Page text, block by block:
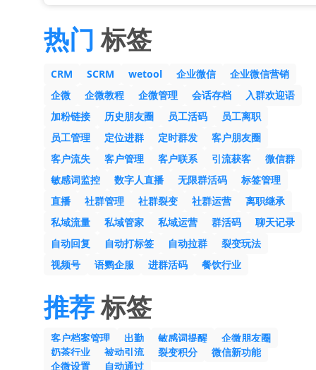
热门 标签
CRM SCRM wetool 企业微信
企业微信营销
企微
企微教程 企微管理 会话存档
入群欢迎语
加粉链接
历史朋友圈 员工活码
员工离职
员工管理
定位进群 定时群发
客户朋友圈
客户流失
客户管理 客户联系 引流获客
微信群
敏感词监控
数字人直播 无限群活码
标签管理
直播
社群管理 社群裂变 社群运营
离职继承
私域流量
私域管家 私域运营 群活码
聊天记录
自动回复
自动打标签 自动拉群
裂变玩法
视频号
语鹦企服 进群活码 餐饮行业
推荐标签
客户档案管理 出勤 敏感词提醒
企微朋友圈
奶茶行业
被动引流 裂变积分
微信新功能
企微设置
自动通过